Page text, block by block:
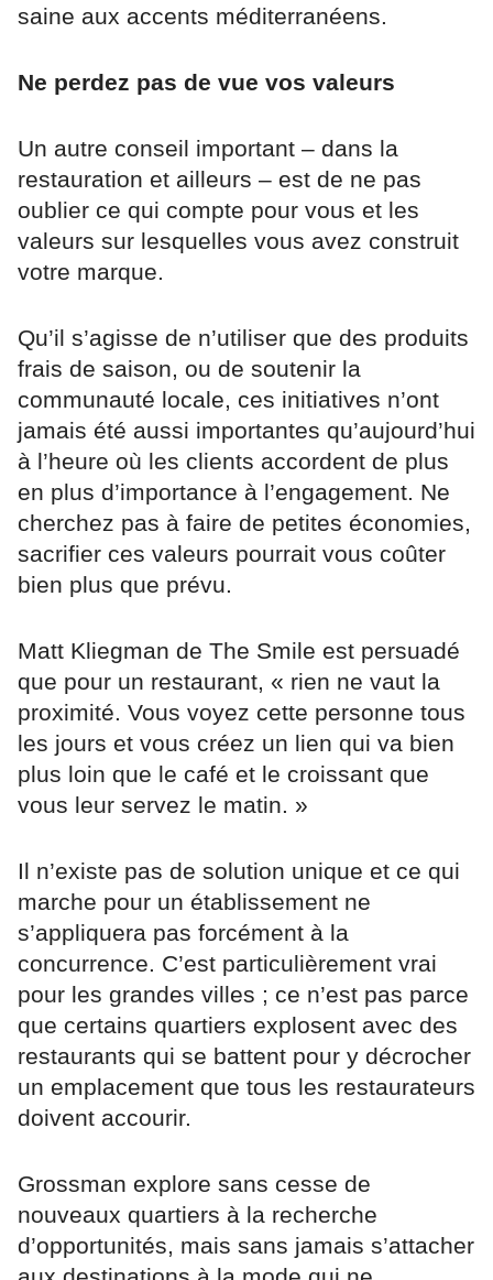
saine aux accents méditerranéens.
Ne perdez pas de vue vos valeurs
Un autre conseil important – dans la
restauration et ailleurs – est de ne pas
oublier ce qui compte pour vous et les
valeurs sur lesquelles vous avez construit
votre marque.
Qu’il s’agisse de n’utiliser que des produits
frais de saison, ou de soutenir la
communauté locale, ces initiatives n’ont
jamais été aussi importantes qu’aujourd’hui
à l’heure où les clients accordent de plus
en plus d’importance à l’engagement. Ne
cherchez pas à faire de petites économies,
sacrifier ces valeurs pourrait vous coûter
bien plus que prévu.
Matt Kliegman de The Smile est persuadé
que pour un restaurant, « rien ne vaut la
proximité. Vous voyez cette personne tous
les jours et vous créez un lien qui va bien
plus loin que le café et le croissant que
vous leur servez le matin. »
Il n’existe pas de solution unique et ce qui
marche pour un établissement ne
s’appliquera pas forcément à la
concurrence. C’est particulièrement vrai
pour les grandes villes ; ce n’est pas parce
que certains quartiers explosent avec des
restaurants qui se battent pour y décrocher
un emplacement que tous les restaurateurs
doivent accourir.
Grossman explore sans cesse de
nouveaux quartiers à la recherche
d’opportunités, mais sans jamais s’attacher